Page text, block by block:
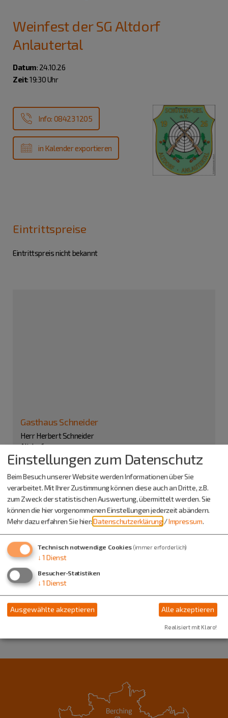
Weinfest der SG Altdorf
Anlautertal
Datum: 24.10.26
Zeit: 19:30 Uhr
Info: 08423 1205
in Kalender exportieren
Eintrittspreise
Eintrittspreis nicht bekannt
Gasthaus Schneider
Herr Herbert Schneider
Altdorf
Burgstraße 8
85135 Titting
Veranstalter
Schützengesellschaft Altdorf - Anlautertal e.V.
Herr Hubert Schiegl
Am Lechfeld 25
85135 Titting
Einstellungen zum Datenschutz
Beim Besuch unserer Website werden Informationen über Sie
verarbeitet. Mit Ihrer Zustimmung können diese auch an Dritte, z.B.
zum Zweck der statistischen Auswertung, übermittelt werden. Sie
können die hier vorgenommenen Einstellungen jederzeit abändern.
Mehr dazu erfahren Sie hier:Datenschutzerklärung /Impressum.
Technisch notwendige Cookies (immer erforderlich)
↓ 1 Dienst
Besucher-Statistiken
↓ 1 Dienst
Ausgewählte akzeptieren Alle akzeptieren
Realisiert mit Klaro!